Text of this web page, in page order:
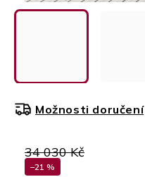
34 030 Kč
–21 %
Možnosti doručení